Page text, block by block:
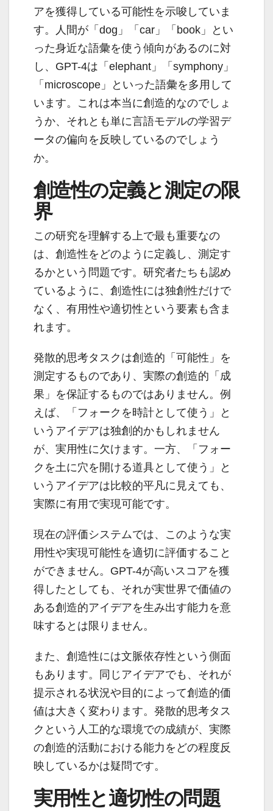
アを獲得している可能性を示唆していま
す。人間が「dog」「car」「book」とい
った身近な語彙を使う傾向があるのに対
し、GPT-4は「elephant」「symphony」
「microscope」といった語彙を多用して
います。これは本当に創造的なのでしょ
うか、それとも単に言語モデルの学習デ
ータの偏向を反映しているのでしょう
か。
創造性の定義と測定の限
界
この研究を理解する上で最も重要なの
は、創造性をどのように定義し、測定す
るかという問題です。研究者たちも認め
ているように、創造性には独創性だけで
なく、有用性や適切性という要素も含ま
れます。
発散的思考タスクは創造的「可能性」を
測定するものであり、実際の創造的「成
果」を保証するものではありません。例
えば、「フォークを時計として使う」と
いうアイデアは独創的かもしれません
が、実用性に欠けます。一方、「フォー
クを土に穴を開ける道具として使う」と
いうアイデアは比較的平凡に見えても、
実際に有用で実現可能です。
現在の評価システムでは、このような実
用性や実現可能性を適切に評価すること
ができません。GPT-4が高いスコアを獲
得したとしても、それが実世界で価値の
ある創造的アイデアを生み出す能力を意
味するとは限りません。
また、創造性には文脈依存性という側面
もあります。同じアイデアでも、それが
提示される状況や目的によって創造的価
値は大きく変わります。発散的思考タス
クという人工的な環境での成績が、実際
の創造的活動における能力をどの程度反
映しているかは疑問です。
実用性と適切性の問題